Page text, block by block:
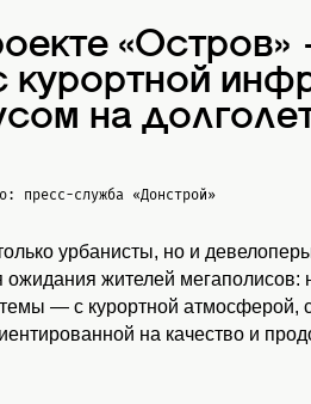
на
пресс-служба «Донстрой»
урбанисты, но и
ожидания жителей
— с курортной атмосферой,
на качество и